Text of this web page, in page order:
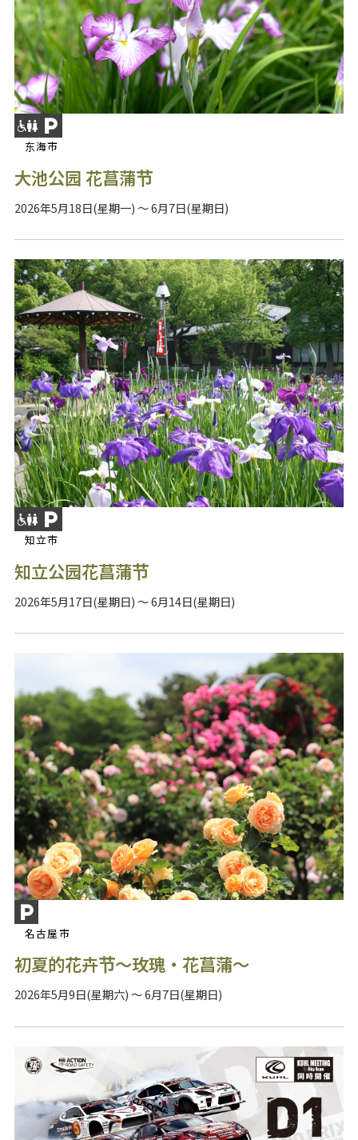
东海市
大池公园 花菖蒲节
2026年5月18日(星期一) ～ 6月7日(星期日)
知立市
知立公园花菖蒲节
2026年5月17日(星期日) ～ 6月14日(星期日)
名古屋市
初夏的花卉节～玫瑰・花菖蒲～
2026年5月9日(星期六) ～ 6月7日(星期日)